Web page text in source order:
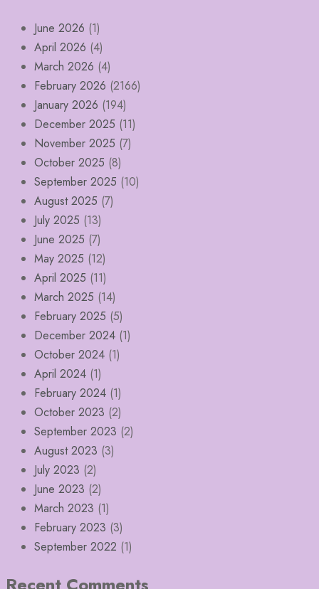
June 2026 (1)
April 2026 (4)
March 2026 (4)
February 2026 (2166)
January 2026 (194)
December 2025 (11)
November 2025 (7)
October 2025 (8)
September 2025 (10)
August 2025 (7)
July 2025 (13)
June 2025 (7)
May 2025 (12)
April 2025 (11)
March 2025 (14)
February 2025 (5)
December 2024 (1)
October 2024 (1)
April 2024 (1)
February 2024 (1)
October 2023 (2)
September 2023 (2)
August 2023 (3)
July 2023 (2)
June 2023 (2)
March 2023 (1)
February 2023 (3)
September 2022 (1)
Recent Comments